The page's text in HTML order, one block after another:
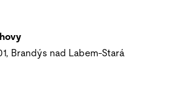
Brandýs nad Labem-Stará